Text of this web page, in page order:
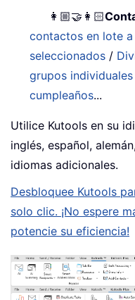
👩🏼‍🤝‍👩🏻
contactos en lote
seleccionados /
grupos individuales
cumpleaños...
Utilice Kutools en su
inglés, español,
idiomas adicionales.
Desbloquee Kutools
solo clic. ¡No espere
potencie su eficiencia!